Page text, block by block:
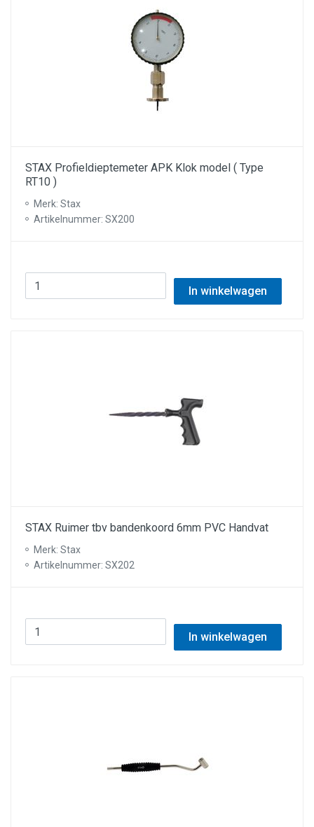
STAX Profieldieptemeter APK Klok model ( Type
RT10 )
Merk: Stax
Artikelnummer: SX200
In winkelwagen
STAX Ruimer tbv bandenkoord 6mm PVC Handvat
Merk: Stax
Artikelnummer: SX202
In winkelwagen